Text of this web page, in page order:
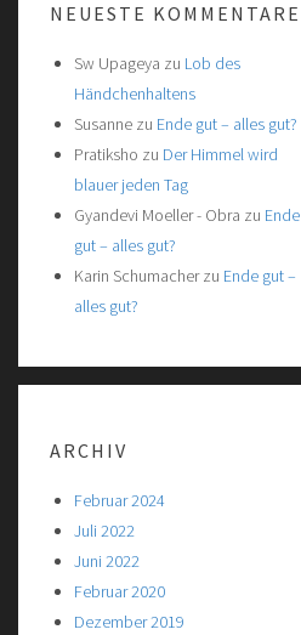
NEUESTE KOMMENTARE
Sw Upageya zu Lob des
Händchenhaltens
Susannezu Ende gut – alles gut?
Pratiksho zu Der Himmel wird
blauer jeden Tag
Gyandevi Moeller - Obra zu Ende
gut – alles gut?
Karin Schumacherzu Ende gut –
alles gut?
ARCHIV
Februar 2024
Juli 2022
Juni 2022
Februar 2020
Dezember 2019